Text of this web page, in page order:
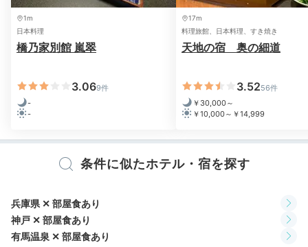
Dinner
18:00
お部屋食で楽しむ
本格会席料理
1m
日本料理
橋乃家別館 嵐翠
3.069件
-
-
17m
料理旅館、日本料理、すき焼き
天地の宿 奥の細道
3.5256件
￥30,000～
￥10,000～￥14,999
条件に似たホテル・宿を探す
兵庫県 ✕ 部屋食あり
神戸 ✕ 部屋食あり
有馬温泉 ✕ 部屋食あり